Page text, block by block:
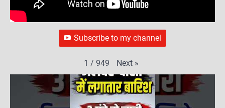
Subscribe to my channel
1 / 949 Next »